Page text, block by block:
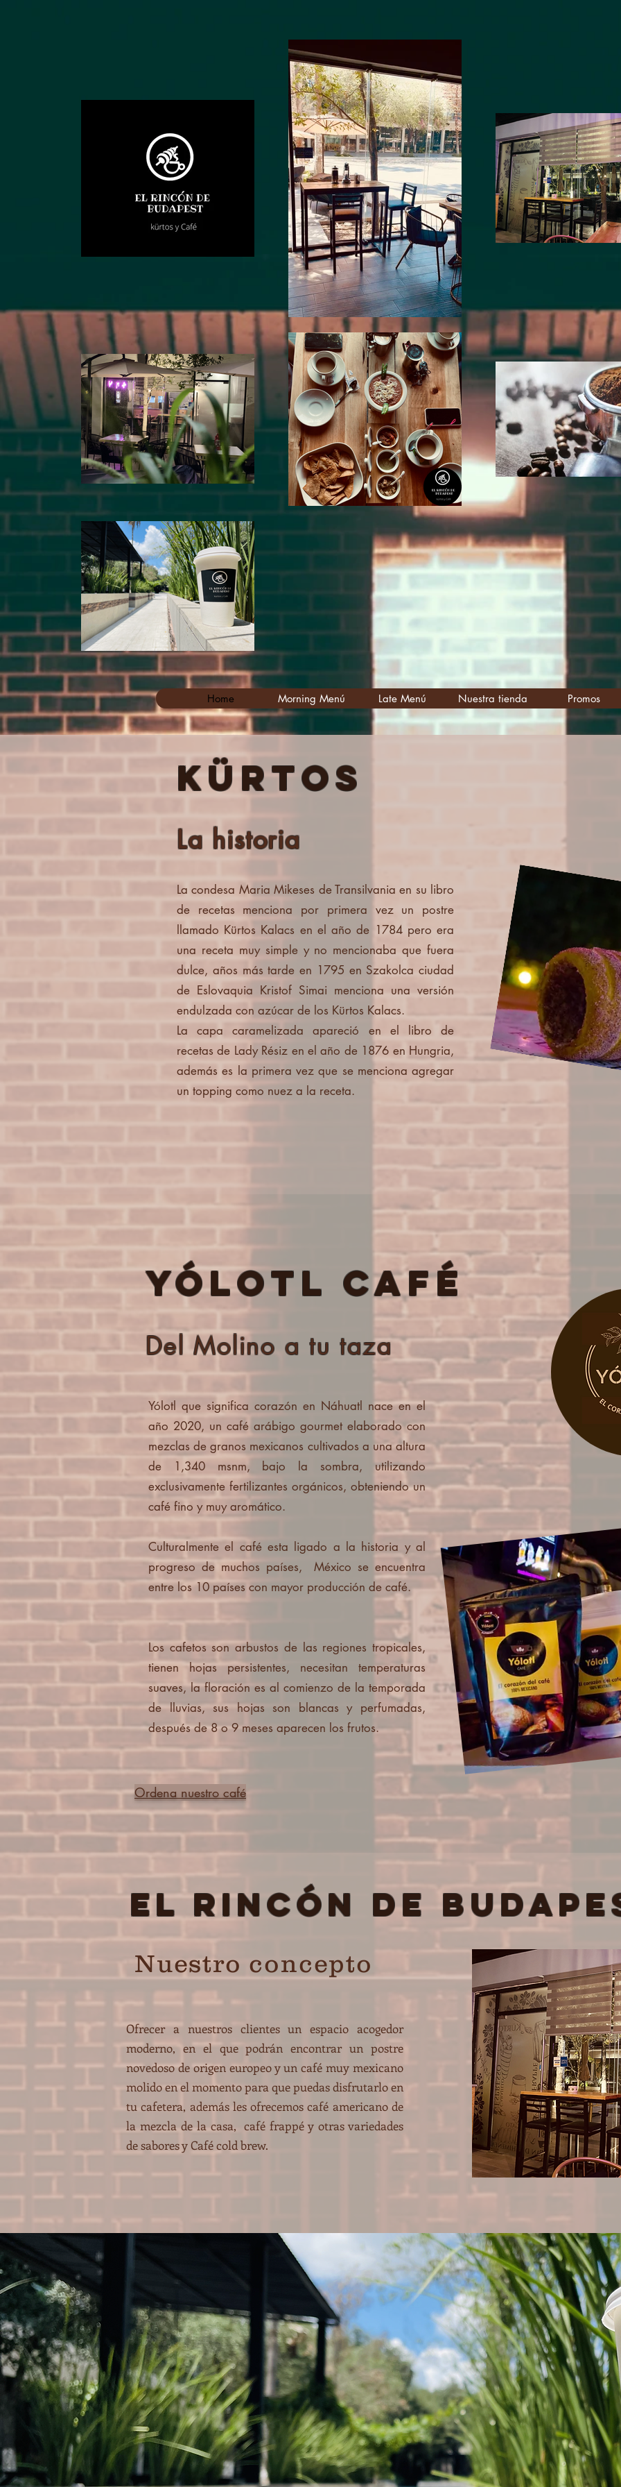
Home Morning Menú Late Menú Nuestra tienda Promos
Kürtos
La historia
La condesa Maria Mikeses de Transilvania en su libro
de recetas menciona por primera vez un postre
llamado Kürtos Kalacs en el año de 1784 pero era
una receta muy simple y no mencionaba que fuera
dulce, años más tarde en 1795 en Szakolca ciudad
de Eslovaquia Kristof Simai menciona una versión
endulzada con azúcar de los Kürtos Kalacs.
La capa caramelizada apareció en el libro de
recetas de Lady Résiz en el año de 1876 en Hungria,
además es la primera vez que se menciona agregar
un topping como nuez a la receta.
Yólotl Café
Del Molino a tu taza
Yólotl que significa corazón en Náhuatl nace en el
año 2020, un café arábigo gourmet elaborado con
mezclas de granos mexicanos cultivados a una altura
de 1,340 msnm, bajo la sombra, utilizando
exclusivamente fertilizantes orgánicos, obteniendo un
café fino y muy aromático.
Culturalmente el café esta ligado a la historia y al
progreso de muchos países, México se encuentra
entre los 10 países con mayor producción de café.
Los cafetos son arbustos de las regiones tropicales,
tienen hojas persistentes, necesitan temperaturas
suaves, la floración es al comienzo de la temporada
de lluvias, sus hojas son blancas y perfumadas,
después de 8 o 9 meses aparecen los frutos.
Ordena nuestro café
El Rincón de
Nuestro concepto
Ofrecer a nuestros clientes un espacio acogedor
moderno, en el que podrán encontrar un postre
novedoso de origen europeo y un café muy mexicano
molido en el momento para que puedas disfrutarlo en
tu cafetera, además les ofrecemos café americano de
la mezcla de la casa, café frappé y otras variedades
de sabores y Café cold brew.